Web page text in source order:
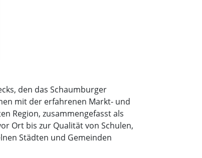
den das Schaumburger
mit der erfahrenen Markt- und
Region, zusammengefasst als
Ort bis zur Qualität von Schulen,
Städten und Gemeinden